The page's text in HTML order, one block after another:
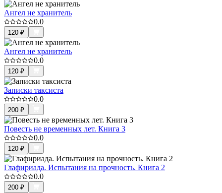
Ангел не хранитель
0.0
120 ₽
Ангел не хранитель
0.0
120 ₽
Записки таксиста
0.0
200 ₽
Повесть не временных лет. Книга 3
0.0
120 ₽
Глафириада. Испытания на прочность. Книга 2
0.0
200 ₽